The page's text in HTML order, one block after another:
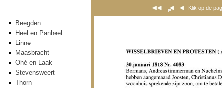
Beegden
Heel en Panheel
Linne
Maasbracht
Ohé en Laak
Stevensweert
Thorn
Klik op de